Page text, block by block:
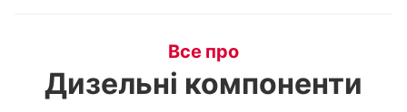
Все про
Дизельні компоненти